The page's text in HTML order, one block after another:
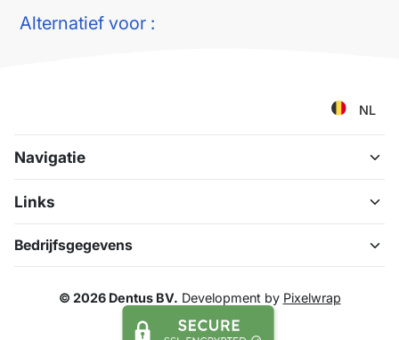
Alternatief voor :
NL
Navigatie
Links
Bedrijfsgegevens
© 2026 Dentus BV. Development by Pixelwrap